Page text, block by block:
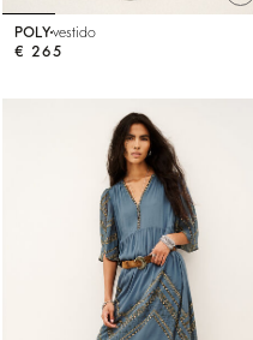
POLYvestido
€ 265